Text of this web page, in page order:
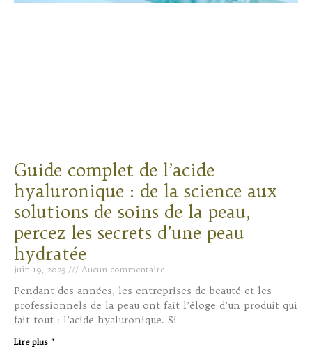
Guide complet de l’acide
hyaluronique : de la science aux
solutions de soins de la peau,
percez les secrets d’une peau
hydratée
juin 19, 2025 Aucun commentaire
Pendant des années, les entreprises de beauté et les
professionnels de la peau ont fait l’éloge d’un produit qui
fait tout : l’acide hyaluronique. Si
Lire plus "